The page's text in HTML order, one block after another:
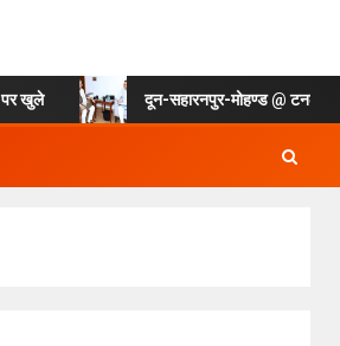
दून-सहारनपुर-मोहण्ड @ टनल रेल लाइन